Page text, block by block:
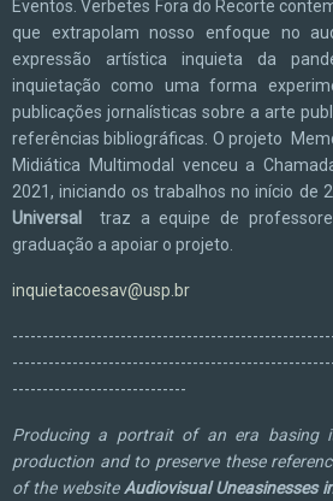
Eventos. Verbetes Fora do Recorte
que extrapolam nosso enfoque no
expressão artística inquieta da
inquietação como uma forma
publicações jornalísticas sobre a arte
referências bibliográficas. O projeto
Midiática Multimodal venceu a
2021, iniciando os trabalhos no início de
Universal
traz a equipe de
graduação a apoiar o projeto.
inquietacoesav@usp.br
-----------------------------
Producing a portrait of an era basing
production and to preserve these
of the websiteAudiovisual Uneasinesses